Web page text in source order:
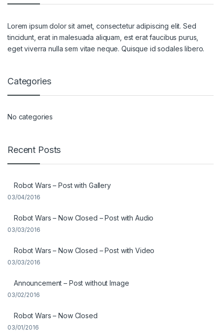
Lorem ipsum dolor sit amet, consectetur adipiscing elit. Sed
tincidunt, erat in malesuada aliquam, est erat faucibus purus,
eget viverra nulla sem vitae neque. Quisque id sodales libero.
Categories
No categories
Recent Posts
Robot Wars – Post with Gallery
03/04/2016
Robot Wars – Now Closed – Post with Audio
03/03/2016
Robot Wars – Now Closed – Post with Video
03/03/2016
Announcement – Post without Image
03/02/2016
Robot Wars – Now Closed
03/01/2016